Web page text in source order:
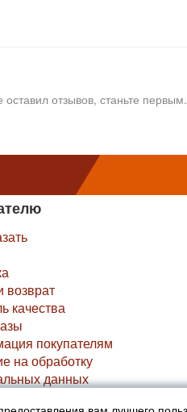
отзывов, станьте первым.
качества
покупателям
на обработку
данных